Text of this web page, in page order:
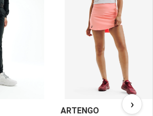
ARTENGO
›